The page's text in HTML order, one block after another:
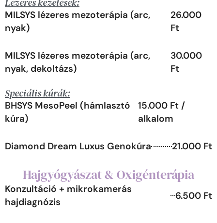
MILSYS lézeres mezoterápia (arc,
nyak)
26.000
Ft
MILSYS lézeres mezoterápia (arc,
nyak, dekoltázs)
30.000
Ft
Speciális kúrák:
BHSYS MesoPeel (hámlasztó
kúra)
15.000 Ft /
alkalom
Diamond Dream Luxus Genokúra 21.000 Ft
Hajgyógyászat & Oxigénterápia
Konzultáció + mikrokamerás
hajdiagnózis
6.500 Ft